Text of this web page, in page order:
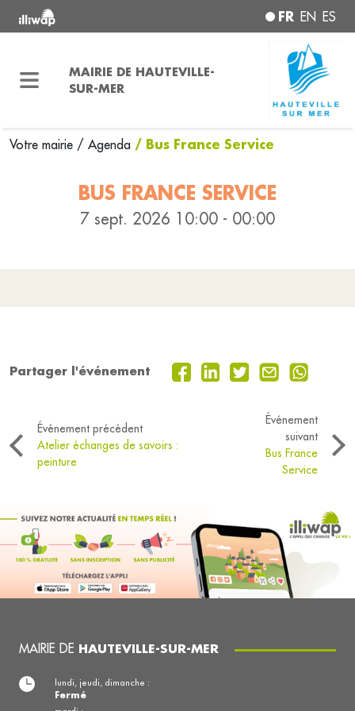
FR EN ES
MAIRIE DE HAUTEVILLE-
SUR-MER
Votre mairie / Agenda / Bus France Service
BUS FRANCE SERVICE
7 sept. 2026 10:00 - 00:00
Partager l'événement
Événement précédent
Atelier échanges de savoirs :
peinture
Événement
suivant
Bus France
Service
MAIRIE DE HAUTEVILLE-SUR-MER
lundi, jeudi, dimanche :
Fermé